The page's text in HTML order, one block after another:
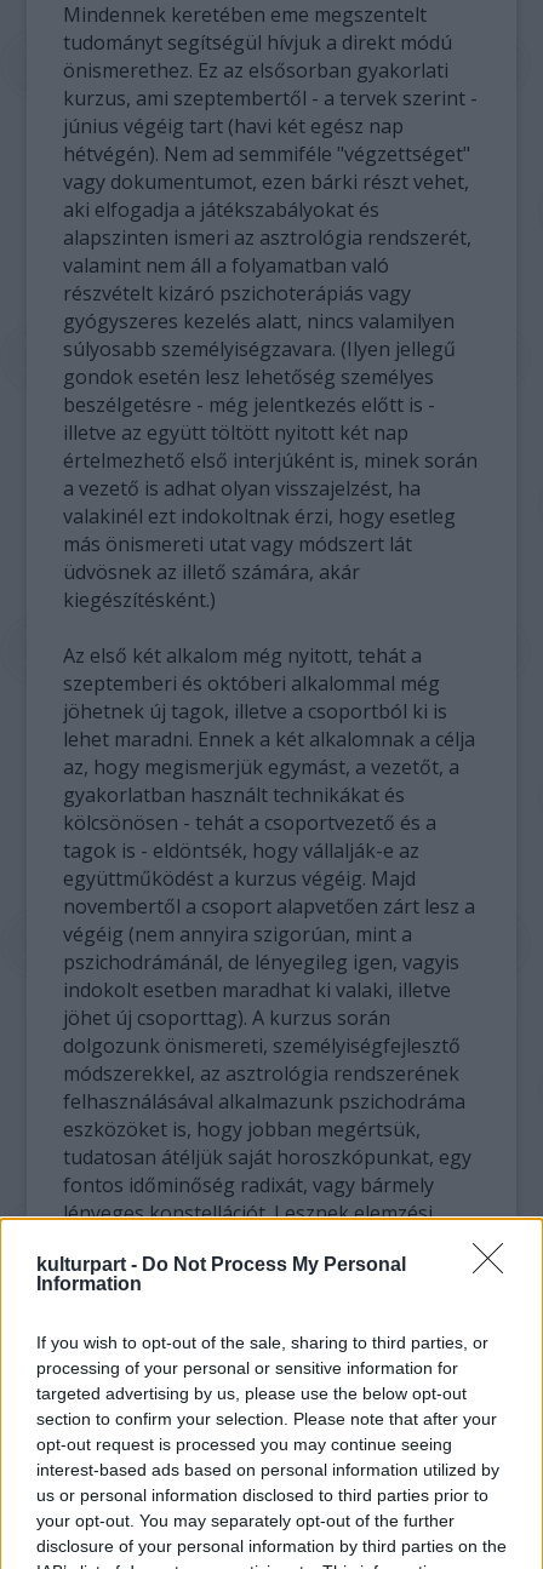
kulturpart - Do Not Process My Personal
Information
If you wish to opt-out of the sale, sharing to third parties, or
processing of your personal or sensitive information for
targeted advertising by us, please use the below opt-out
section to confirm your selection. Please note that after your
opt-out request is processed you may continue seeing
interest-based ads based on personal information utilized by
us or personal information disclosed to third parties prior to
your opt-out. You may separately opt-out of the further
disclosure of your personal information by third parties on the
Mindennek keretében eme megszentelt
tudományt segítségül hívjuk a direkt módú
önismerethez. Ez az elsősorban gyakorlati
kurzus, ami szeptembertől - a tervek szerint -
június végéig tart (havi két egész nap
hétvégén). Nem ad semmiféle "végzettséget"
vagy dokumentumot, ezen bárki részt vehet,
aki elfogadja a játékszabályokat és
alapszinten ismeri az asztrológia rendszerét,
valamint nem áll a folyamatban való
részvételt kizáró pszichoterápiás vagy
gyógyszeres kezelés alatt, nincs valamilyen
súlyosabb személyiségzavara. (Ilyen jellegű
gondok esetén lesz lehetőség személyes
beszélgetésre - még jelentkezés előtt is -
illetve az együtt töltött nyitott két nap
értelmezhető első interjúként is, minek során
a vezető is adhat olyan visszajelzést, ha
valakinél ezt indokoltnak érzi, hogy esetleg
más önismereti utat vagy módszert lát
üdvösnek az illető számára, akár
kiegészítésként.)
Az első két alkalom még nyitott, tehát a
szeptemberi és októberi alkalommal még
jöhetnek új tagok, illetve a csoportból ki is
lehet maradni. Ennek a két alkalomnak a célja
az, hogy megismerjük egymást, a vezetőt, a
gyakorlatban használt technikákat és
kölcsönösen - tehát a csoportvezető és a
tagok is - eldöntsék, hogy vállalják-e az
együttműködést a kurzus végéig. Majd
novembertől a csoport alapvetően zárt lesz a
végéig (nem annyira szigorúan, mint a
pszichodrámánál, de lényegileg igen, vagyis
indokolt esetben maradhat ki valaki, illetve
jöhet új csoporttag). A kurzus során
dolgozunk önismereti, személyiségfejlesztő
módszerekkel, az asztrológia rendszerének
felhasználásával alkalmazunk pszichodráma
eszközöket is, hogy jobban megértsük,
tudatosan átéljük saját horoszkópunkat, egy
fontos időminőség radixát, vagy bármely
lényeges konstellációt. Lesznek elemzési
asztrológiai terepgyakorlatok és
"asztrodramatikus" részek is.
A folyamat októbertől indul, havonta egy
alkalommal, általában reggel 10-től 18 óráig
(ez adott esetben kis mértékben változhat).
Egy alkalom 6 000 forint (tanítványoknak 5
000), így egy hétvége 12 000 forint
(tanítványoknak 10 000).
A fizetési rend a következő: az első, októberi